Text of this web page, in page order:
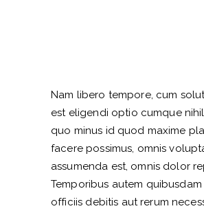
Nam libero tempore, cum
est eligendi optio cumque
quo minus id quod maxime
facere possimus, omnis
assumenda est, omnis dolor
Temporibus autem
officiis debitis aut rerum